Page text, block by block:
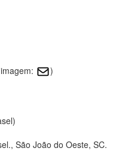
)
São João do Oeste, SC.